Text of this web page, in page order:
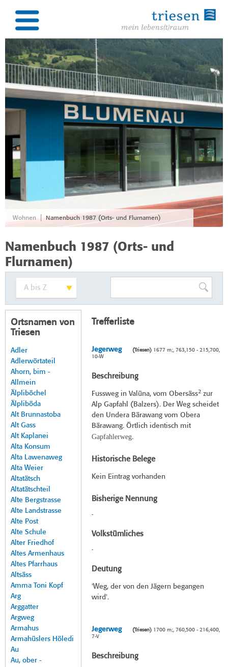
Wohnen Namenbuch 1987 (Orts- und Flurnamen)
Namenbuch 1987 (Orts- und
Flurnamen)
Ortsnamen von
Triesen
Adler
Adlerwörtateil
Ahorn, bim -
Allmein
Älpliböchel
Älpliböda
Alt Brunnastoba
Alt Gass
Alt Kaplanei
Alta Konsum
Alta Lawenaweg
Alta Weier
Altatätsch
Altatätschteil
Alte Bergstrasse
Alte Landstrasse
Alte Post
Alte Schule
Alter Friedhof
Altes Armenhaus
Altes Pfarrhaus
Altsäss
Amma Toni Kopf
Arg
Arggatter
Argweg
Armahus
Armahüslers Höledi
Au
Au, ober -
Trefferliste
Jegerweg (Triesen)1677 m;, 763,150 - 215,700,
10-W
Beschreibung
Fussweg in Valüna, vom Obersäss2zur
Alp Gapfahl (Balzers). Der Weg scheidet
den Undera Bärawang vom Obera
Bärawang. Örtlich identisch mit
Gapfahlerweg.
Historische Belege
Kein Eintrag vorhanden
Bisherige Nennung
-
Volkstümliches
-
Deutung
'Weg, der von den Jägern begangen
wird'.
Jegerweg (Triesen)1700 m;, 760,500 - 216,400,
7-V
Beschreibung